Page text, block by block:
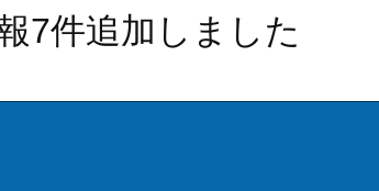
報7件追加しました